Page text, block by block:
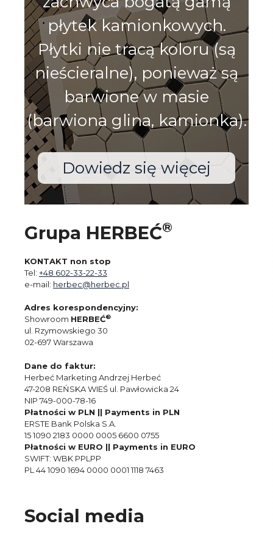
płytek kamionkowych.
Płytki nie tracą koloru (są
nieścieralne), ponieważ są
barwione w masie
(barwiona glina, kamionka).
Dowiedz się więcej
Grupa HERBEĆ®
KONTAKT non stop
Tel: +48 602-33-22-33
e-mail: herbec@herbec.pl
Adres korespondencyjny:
Showroom HERBEĆ®
ul. Rzymowskiego 30
02-697 Warszawa
Dane do faktur:
Herbeć Marketing Andrzej Herbeć
47-208 REŃSKA WIEŚ ul. Pawłowicka 24
NIP 749-000-78-16
Płatności w PLN || Payments in PLN
ERSTE Bank Polska S.A.
15 1090 2183 0000 0005 6600 0755
Płatności w EURO || Payments in EURO
SWIFT: WBK PPLPP
PL 44 1090 1694 0000 0001 1118 7463
Social media